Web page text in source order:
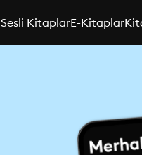
Sesli KitaplarE-Kitaplar